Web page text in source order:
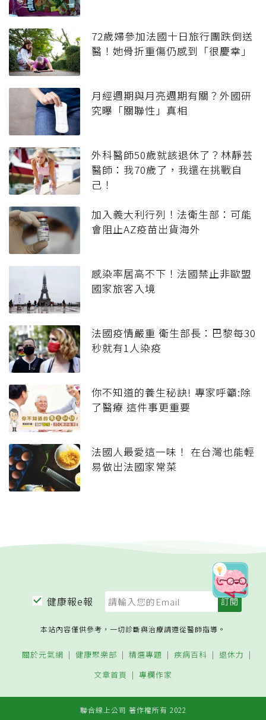
72歲婦參加法國十日旅行團跌倒送
醫！她骨折重傷仍感到「很慶幸」
月經週期與月亮週期有關？外國研
究曝「關聯性」真相
外科醫師50歲就該退休了？林靜芸
醫師：我70歲了，我還在挑戰自
己！
加入義大利行列！法衛生部：可能
會阻止AZ疫苗出貨海外
感染率居高不下！法國禁止非歐盟
國家旅客入境
法國疫情嚴重 衛生部長：巴黎每30
秒就有1人染疫
你不知道的養生秘訣! 專家呼籲:除
了醫療 這件事更重要
法國人最愛這一味！ 在台灣也能輕
易做出法國家常菜
健康報e報
本站內容僅供參考，一切診斷與治療請遵從醫師指導。
關於元氣網 健康聚樂部 精選專題 疾病百科
退休力
文章首頁
專欄作家
聯合線上公司 著作權所有 2022